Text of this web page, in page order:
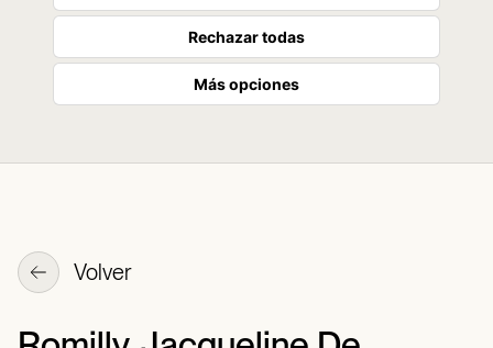
Rechazar todas
Más opciones
Volver